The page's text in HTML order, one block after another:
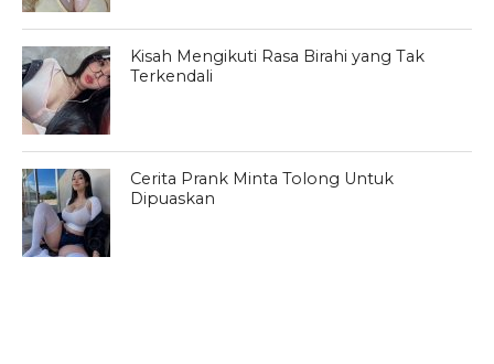
Kisah Mengikuti Rasa Birahi yang Tak
Terkendali
Cerita Prank Minta Tolong Untuk
Dipuaskan